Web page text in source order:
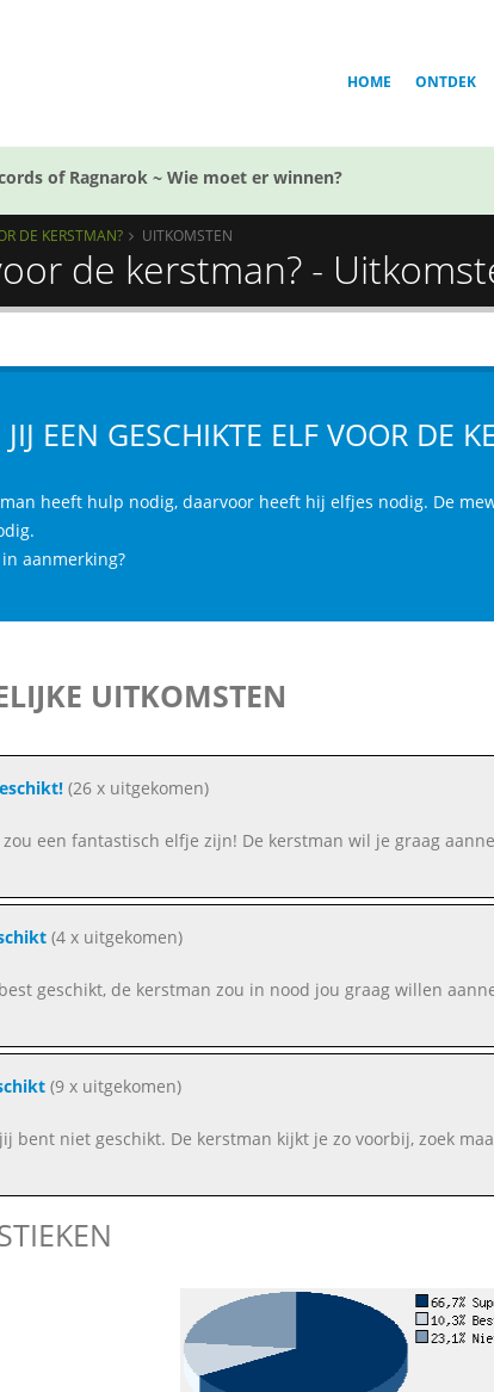
HOME ONTDEK
of Ragnarok ~ Wie moet er winnen?
DE KERSTMAN? UITKOMSTEN
de kerstman? -
EEN GESCHIKTE ELF VOOR DE
heeft hulp nodig, daarvoor heeft hij elfjes nodig. De
aanmerking?
UITKOMSTEN
(26 x uitgekomen)
zou een fantastisch elfje zijn! De kerstman wil je graag
(4 x uitgekomen)
geschikt, de kerstman zou in nood jou graag willen
(9 x uitgekomen)
bent niet geschikt. De kerstman kijkt je zo voorbij, zoek